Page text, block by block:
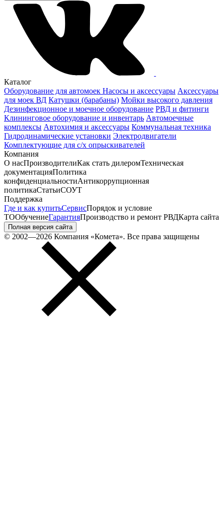
Каталог
Оборудование для автомоек Насосы и аксессуары Аксессуары
для моек ВД Катушки (барабаны) Мойки высокого давления
Дезинфекционное и моечное оборудование РВД и фитинги
Клининговое оборудование и инвентарь Автомоечные
комплексы Автохимия и аксессуары Коммунальная техника
Гидродинамические установки Электродвигатели
Комплектующие для с/х опрыскивателей
Компания
О насПроизводителиКак стать дилеромТехническая
документацияПолитика
конфиденциальностиАнтикоррупционная
политикаСтатьиСОУТ
Поддержка
Где и как купитьСервисПорядок и условие
ТООбучениеГарантияПроизводство и ремонт РВДКарта сайта
Полная версия сайта
© 2002—2026 Компания «Комета». Все права защищены